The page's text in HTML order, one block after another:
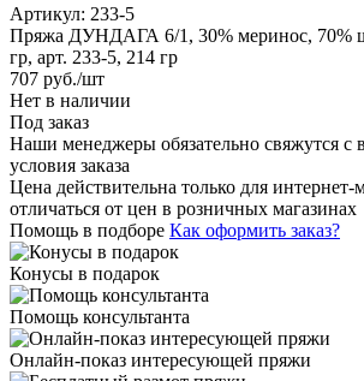
Артикул: 233-5
Пряжа ДУНДАГА 6/1, 30% меринос, 70%
гр, арт. 233-5, 214 гр
707 руб./шт
Нет в наличии
Под заказ
Наши менеджеры обязательно свяжутся с
условия заказа
Цена действительна только для
отличаться от цен в розничных магазинах
Помощь в подборе Как оформить заказ?
Конусы в подарок
Помощь консультанта
Онлайн-показ интересующей пряжи